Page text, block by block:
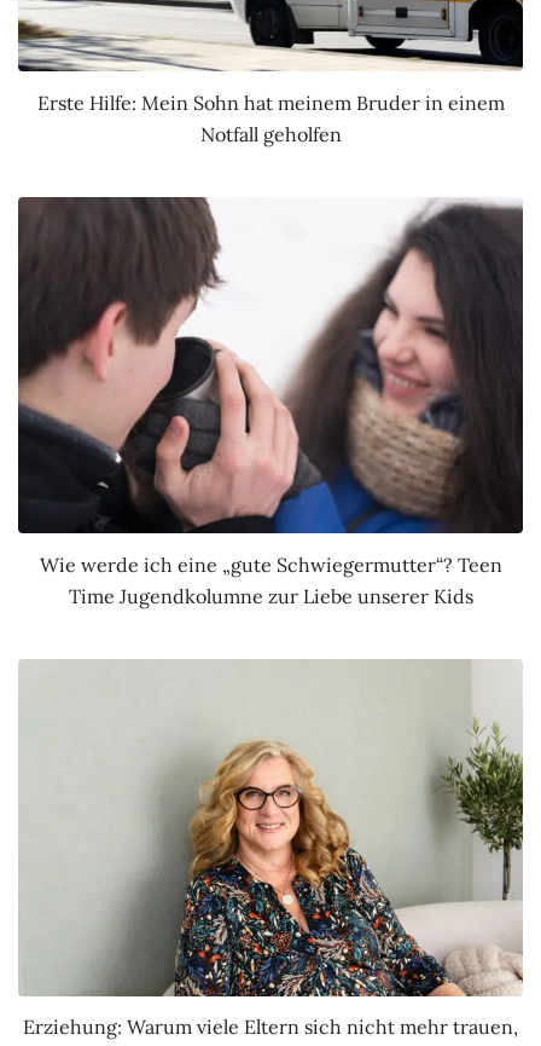
Erste Hilfe: Mein Sohn hat meinem Bruder in einem
Notfall geholfen
Wie werde ich eine „gute Schwiegermutter“? Teen
Time Jugendkolumne zur Liebe unserer Kids
Erziehung: Warum viele Eltern sich nicht mehr trauen,